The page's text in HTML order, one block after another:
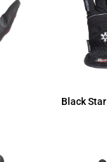
Black Star